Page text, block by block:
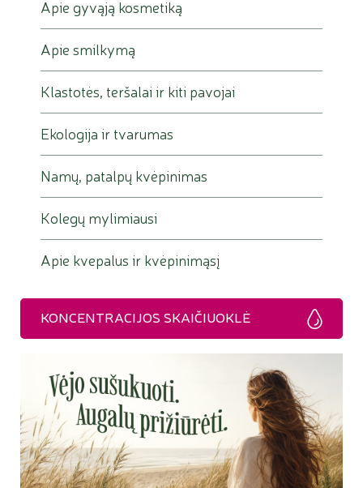
Apie gyvąją kosmetiką
Apie smilkymą
Klastotės, teršalai ir kiti pavojai
Ekologija ir tvarumas
Namų, patalpų kvėpinimas
Kolegų mylimiausi
Apie kvepalus ir kvėpinimąsį
KONCENTRACIJOS SKAIČIUOKLĖ